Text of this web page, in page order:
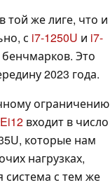
той же лиге, что и
с i7-1250U и i7-
Это
2023 года.
ограничению
входит в число
которые нам
нагрузках,
система с тем же